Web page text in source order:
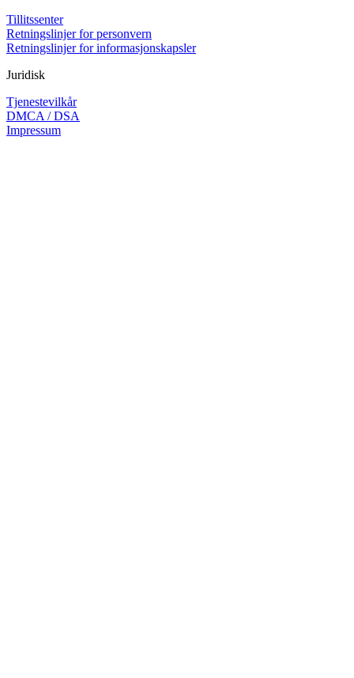
Tillitssenter
Retningslinjer for personvern
Retningslinjer for informasjonskapsler
Juridisk
Tjenestevilkår
DMCA / DSA
Impressum